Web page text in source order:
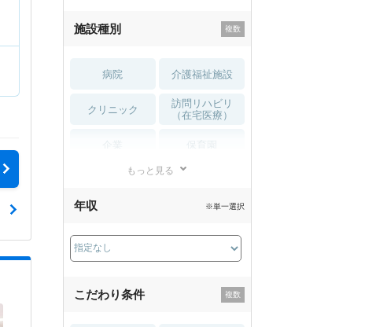
施設種別
病院 介護福祉施設
クリニック
訪問リハビリ
（在宅医療）
薬局・
もっと見る
年収 ※単一選択
こだわり条件